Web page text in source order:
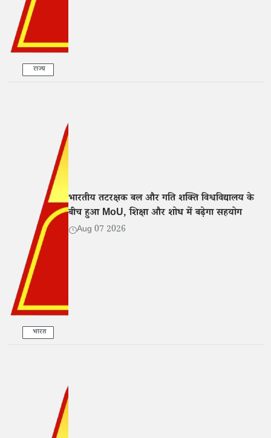
राज्य
भारत
भारतीय तटरक्षक बल और गति शक्ति विश्वविद्यालय के
बीच हुआ MoU, शिक्षा और शोध में बढ़ेगा सहयोग
Aug 07 2026